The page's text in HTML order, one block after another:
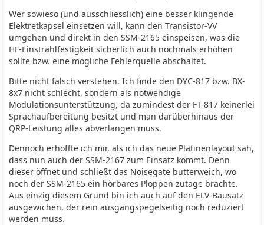
Wer sowieso (und ausschliesslich) eine besser klingende
Elektretkapsel einsetzen will, kann den Transistor-VV
umgehen und direkt in den SSM-2165 einspeisen, was die
HF-Einstrahlfestigkeit sicherlich auch nochmals erhöhen
sollte bzw. eine mögliche Fehlerquelle abschaltet.
Bitte nicht falsch verstehen. Ich finde den DYC-817 bzw. BX-
8x7 nicht schlecht, sondern als notwendige
Modulationsunterstützung, da zumindest der FT-817 keinerlei
Sprachaufbereitung besitzt und man darüberhinaus der
QRP-Leistung alles abverlangen muss.
Dennoch erhoffte ich mir, als ich das neue Platinenlayout sah,
dass nun auch der SSM-2167 zum Einsatz kommt. Denn
dieser öffnet und schließt das Noisegate butterweich, wo
noch der SSM-2165 ein hörbares Ploppen zutage brachte.
Aus einzig diesem Grund bin ich auch auf den ELV-Bausatz
ausgewichen, der rein ausgangspegelseitig noch reduziert
werden muss.